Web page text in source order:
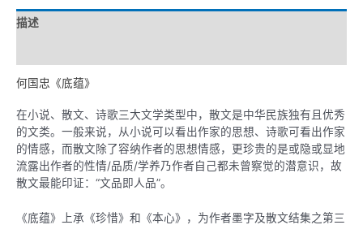
描述
何国忠《底蕴》
在小说、散文、诗歌三大文学类型中，散文是中华民族独有且优秀
的文类。一般来说，从小说可以看出作家的思想、诗歌可看出作家
的情感，而散文除了容纳作者的思想情感，更珍贵的是或隐或显地
流露出作者的性情/品质/学养乃作者自己都未曾察觉的潜意识，故
散文最能印证：“文品即人品”。
《底蕴》上承《珍惜》和《本心》，为作者墨字及散文结集之第三